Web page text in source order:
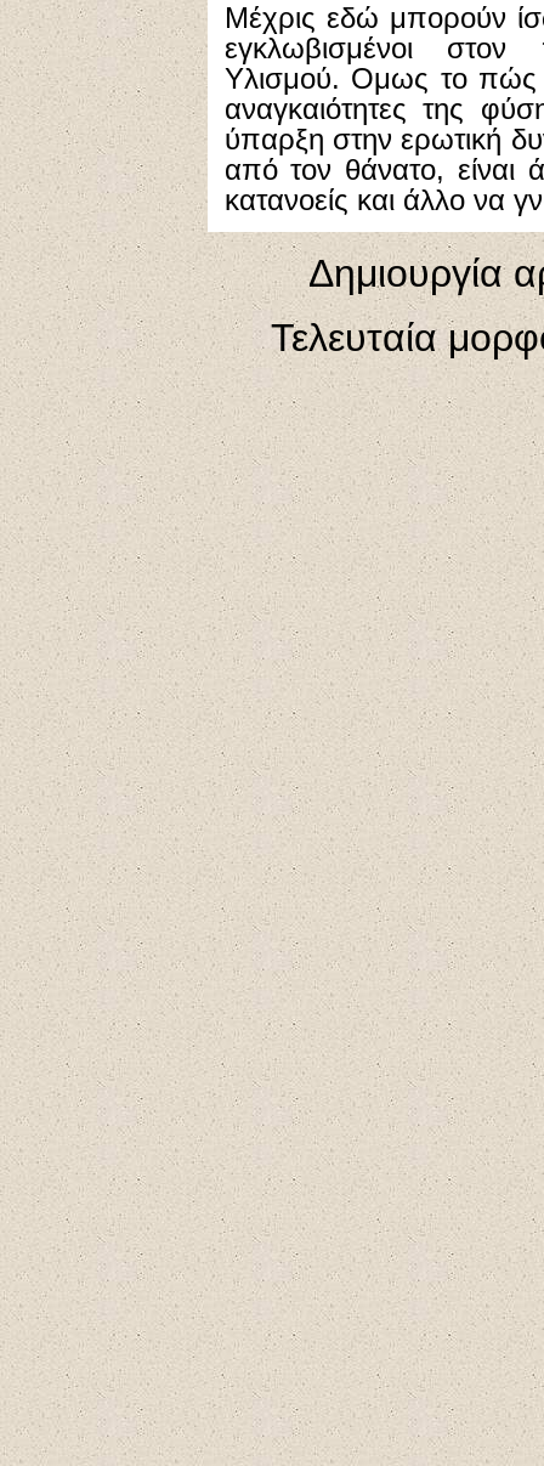
Mέχρις εδώ μπορούν
εγκλωβισμένοι στον
Yλισμού. Oμως το πώς
αναγκαιότητες της
ύπαρξη στην ερωτική
από τον θάνατο,
κατανοείς και άλλο να
Δημιουργία
Τελευταία